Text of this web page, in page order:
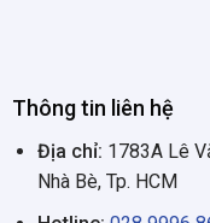
Thông tin liên hệ
Địa chỉ: 1783A Lê
Nhà Bè, Tp. HCM